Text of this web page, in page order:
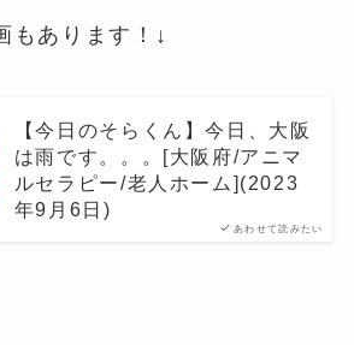
もあります！↓
あわせて読みたい
【今日のそらくん】今日、大阪
は雨です。。。[大阪府/アニマ
ルセラピー/老人ホーム](2023
年9月6日)